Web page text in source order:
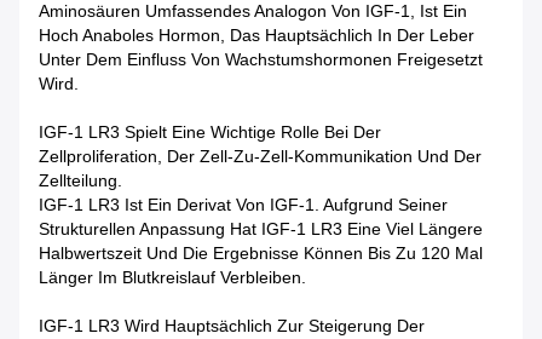
Aminosäuren Umfassendes Analogon Von IGF-1, Ist Ein
Hoch Anaboles Hormon, Das Hauptsächlich In Der Leber
Unter Dem Einfluss Von Wachstumshormonen Freigesetzt
Wird.
IGF-1 LR3 Spielt Eine Wichtige Rolle Bei Der
Zellproliferation, Der Zell-Zu-Zell-Kommunikation Und Der
Zellteilung.
IGF-1 LR3 Ist Ein Derivat Von IGF-1. Aufgrund Seiner
Strukturellen Anpassung Hat IGF-1 LR3 Eine Viel Längere
Halbwertszeit Und Die Ergebnisse Können Bis Zu 120 Mal
Länger Im Blutkreislauf Verbleiben.
IGF-1 LR3 Wird Hauptsächlich Zur Steigerung Der